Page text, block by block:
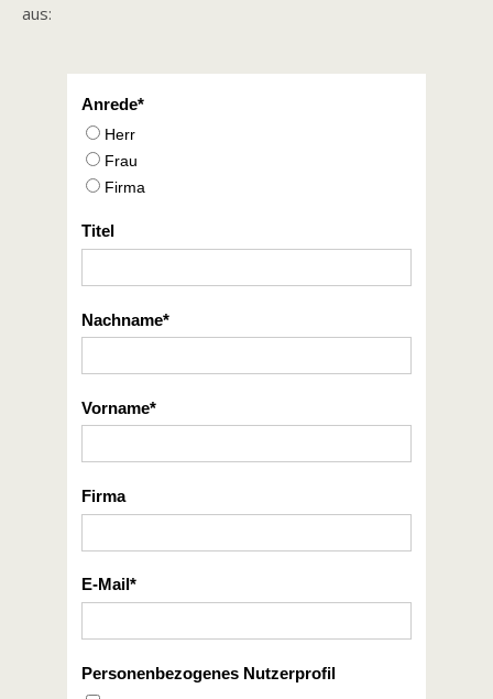
aus:
Anrede
Herr
Frau
Firma
Titel
Nachname
Vorname
Firma
E-Mail
Personenbezogenes Nutzerprofil